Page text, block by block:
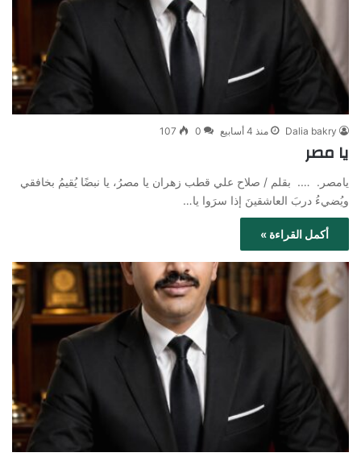
Dalia bakry منذ 4 أسابيع 0
107
يا مصر
يامصر. …. بقلم / صلاح علي قطب زهران يا مصرُ، يا نبضًا يُقيمُ بخافقي
ويُضيءُ دربَ العاشقينَ إذا سرَوا يا…
أكمل القراءة »